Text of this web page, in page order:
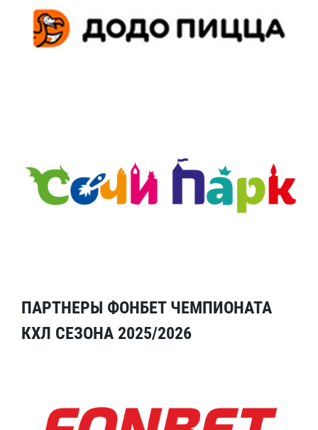
ПАРТНЕРЫ ФОНБЕТ ЧЕМПИОНАТА
КХЛ СЕЗОНА 2025/2026